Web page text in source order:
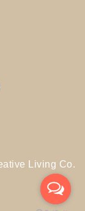
Living Co.